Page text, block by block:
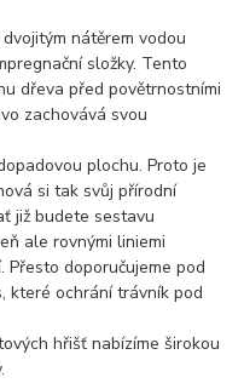
nátěrem vodou
složky. Tento
dřeva před povětrnostními
zachovává svou
plochu. Proto je
si tak svůj přírodní
již budete sestavu
ale rovnými liniemi
Přesto doporučujeme pod
které ochrání trávník pod
hřišť nabízíme širokou